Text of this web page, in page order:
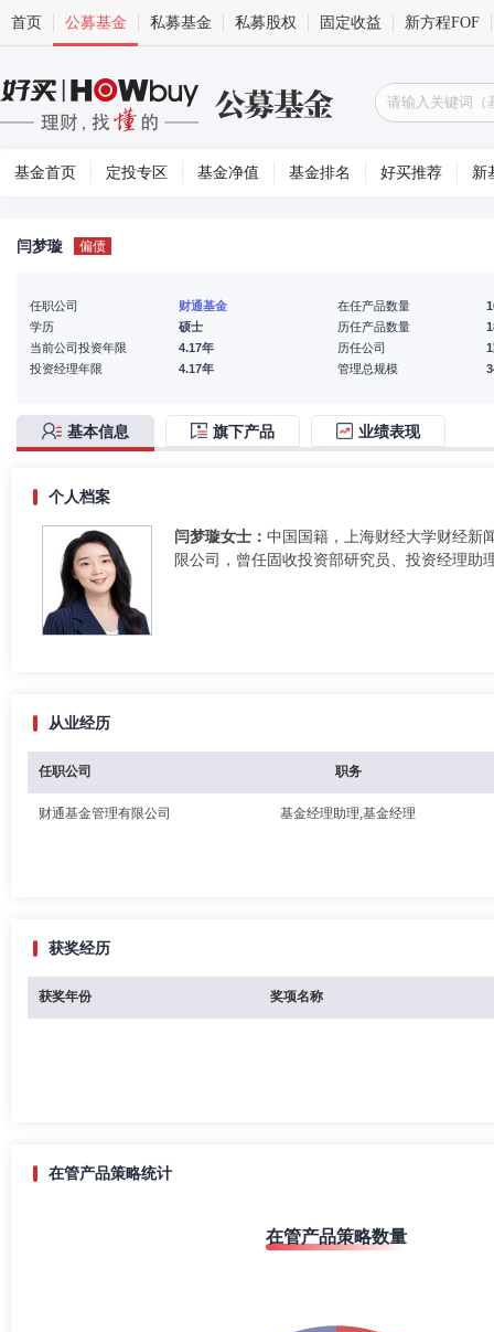
首页 公募基金 私募基金 私募股权 固定收益 新方程FOF
基金首页 定投专区 基金净值 基金排名 好买推荐 新
闫梦璇 偏债
任职公司
财通基金
学历
硕士
当前公司投资年限
4.17年
投资经理年限
4.17年
在任产品数量
历任产品数量
历任公司
管理总规模
基本信息 旗下产品 业绩表现
个人档案
闫梦璇女士： 中国国籍，上海财经大学财经新
限公司，曾任固收投资部研究员、投资经理助
从业经历
任职公司 职务
财通基金管理有限公司 基金经理助理,基金经理
获奖经历
获奖年份 奖项名称
在管产品策略统计
在管产品策略数量